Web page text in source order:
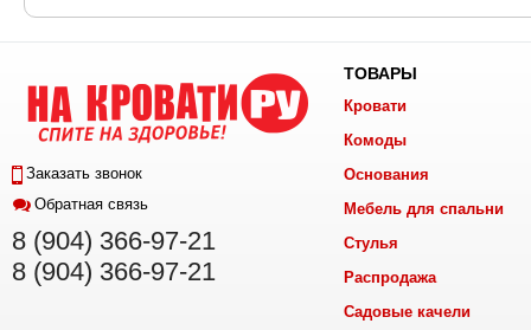
Заказать звонок
Обратная связь
8 (904) 366-97-21
8 (904) 366-97-21
ТОВАРЫ
Кровати
Комоды
Основания
Мебель для спальни
Стулья
Распродажа
Садовые качели